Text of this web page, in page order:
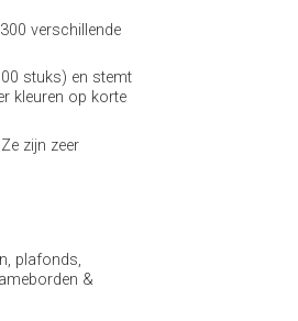
verschillende
stuks) en stemt
kleuren op korte
zijn zeer
plafonds,
&